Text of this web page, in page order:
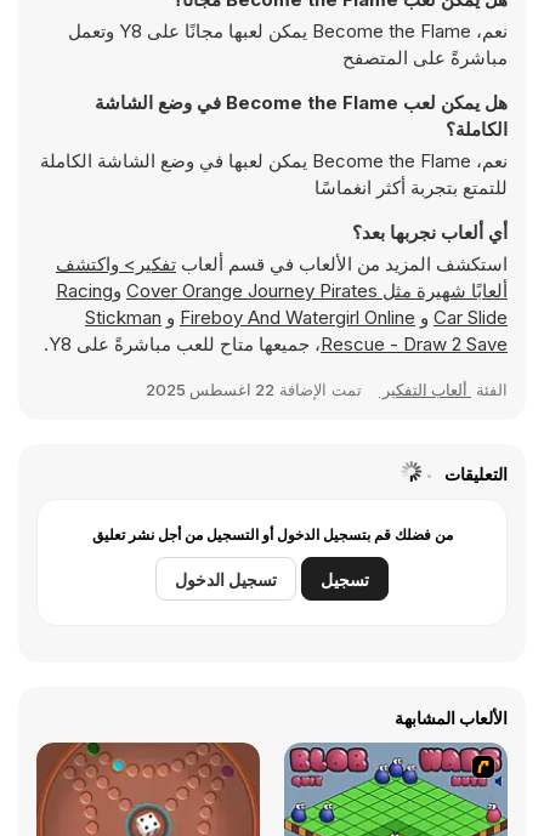
نعم، Become the Flame يمكن لعبها مجانًا على Y8 وتعمل
مباشرةً على المتصفح
هل يمكن لعب Become the Flame في وضع الشاشة
الكاملة؟
نعم، Become the Flame يمكن لعبها في وضع الشاشة الكاملة
للتمتع بتجربة أكثر انغماسًا
أي ألعاب نجربها بعد؟
استكشف المزيد من الألعاب في قسم ألعاب
تفكير> واكتشف
ألعابًا شهيرة مثل Cover Orange Journey Pirates وRacing
Car Slide و Fireboy And Watergirl Online و Stickman
Rescue - Draw 2 Save، جميعها متاح للعب مباشرةً على Y8.
الفئة ألعاب التفكير تمت الإضافة 22 اغسطس 2025
التعليقات
من فضلك قم بتسجيل الدخول أو التسجيل من أجل نشر تعليق
تسجيل تسجيل الدخول
الألعاب المشابهة